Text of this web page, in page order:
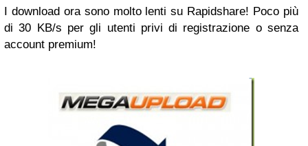
I download ora sono molto lenti su Rapidshare! Poco più
di 30 KB/s per gli utenti privi di registrazione o senza
account premium!